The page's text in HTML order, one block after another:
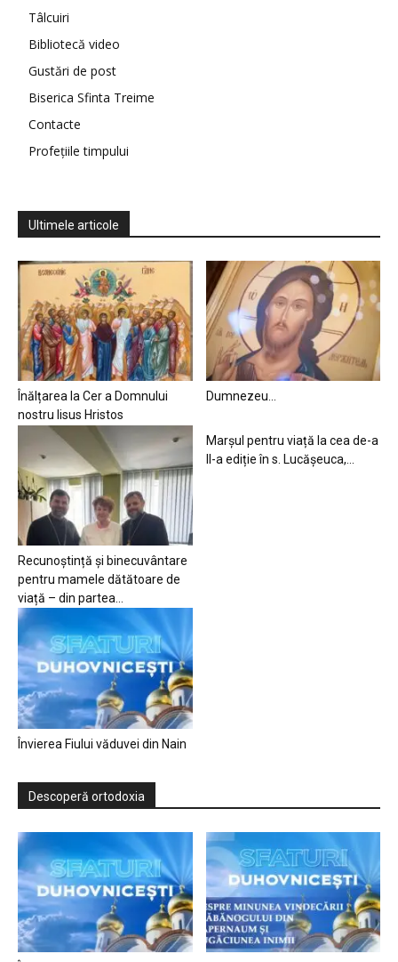
Tâlcuiri
Bibliotecă video
Gustări de post
Biserica Sfinta Treime
Contacte
Profețiile timpului
Ultimele articole
Înălțarea la Cer a Domnului
nostru Iisus Hristos
Dumnezeu…
Recunoștință și binecuvântare
pentru mamele dătătoare de
viață – din partea...
Marșul pentru viață la cea de-a
II-a ediție în s. Lucășeuca,...
Învierea Fiului văduvei din Nain
Descoperă ortodoxia